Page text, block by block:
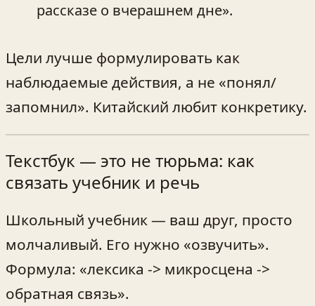
рассказе о вчерашнем дне».
Цели лучше формулировать как
наблюдаемые действия, а не «понял/
запомнил». Китайский любит конкретику.
Текстбук — это не тюрьма: как
связать учебник и речь
Школьный учебник — ваш друг, просто
молчаливый. Его нужно «озвучить».
Формула: «лексика -> микросцена ->
обратная связь».